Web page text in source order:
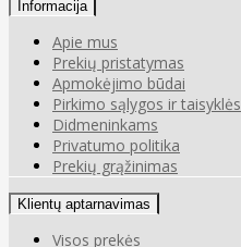
Informacija
Apie mus
Prekių pristatymas
Apmokėjimo būdai
Pirkimo sąlygos ir taisyklės
Didmeninkams
Privatumo politika
Prekių grąžinimas
Klientų aptarnavimas
Visos prekės